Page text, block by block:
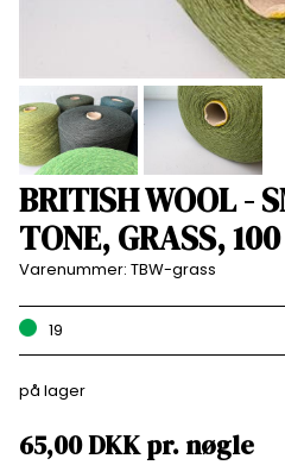
BRITISH WOOL -
TONE, GRASS,
Varenummer: TBW-grass
19
på lager
65,00DKKpr. nøgle